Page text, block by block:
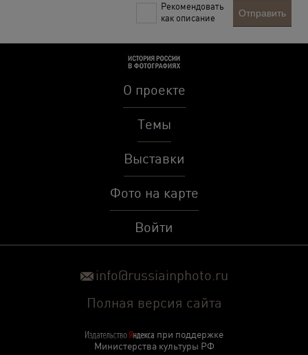
Рекомендовать
как описание
Отправить
О проекте
Темы
Выставки
Фото на карте
Войти
info@russiainphoto.ru
Полная версия сайта
при поддержке
Министерства культуры РФ